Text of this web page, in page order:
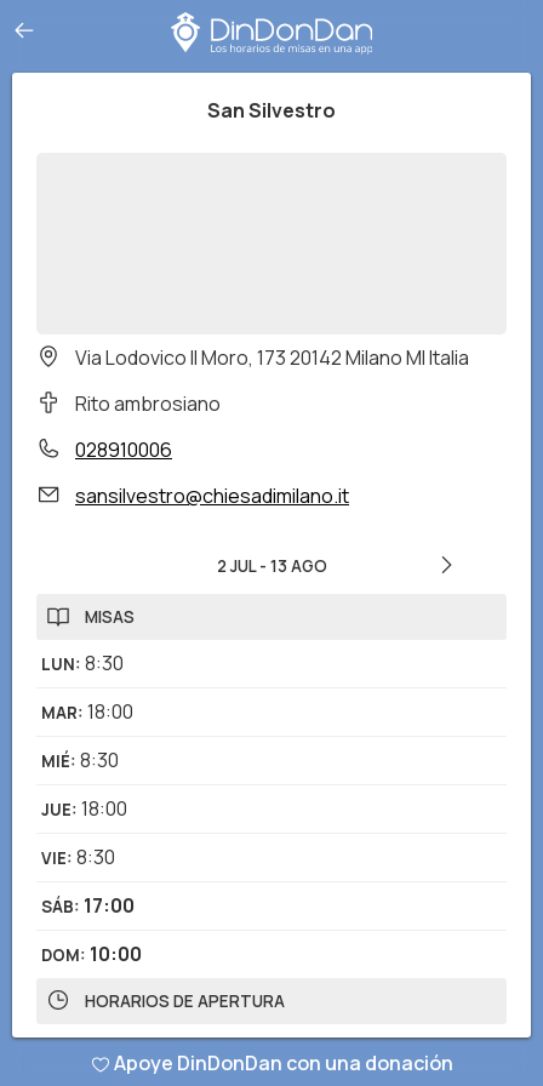
San Silvestro
Via Lodovico Il Moro, 173 20142 Milano MI Italia
Rito ambrosiano
028910006
sansilvestro@chiesadimilano.it
2 JUL- 13 AGO
MISAS
LUN: 8:30
MAR: 18:00
MIÉ: 8:30
JUE: 18:00
VIE: 8:30
SÁB: 17:00
DOM: 10:00
HORARIOS DE APERTURA
7:30-19:00
Apoye DinDonDan con una donación